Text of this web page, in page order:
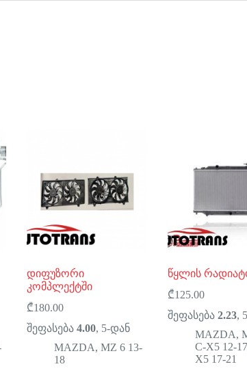
დიფუზორი
კომპლექტში
₾180.00
შეფასება4.00, 5-დან
MAZDA,MZ 6 13-
18
წყლის
₾125.00
შეფასება2.23,
MAZDA,
C-X5 12-17
X5 17-21